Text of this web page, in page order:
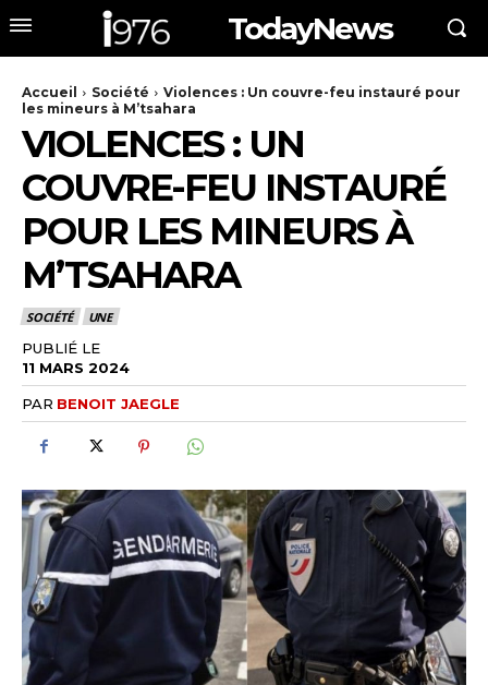
TodayNews
Accueil Société
Violences : Un couvre-feu instauré pour
les mineurs à M’tsahara
VIOLENCES : UN
COUVRE-FEU INSTAURÉ
POUR LES MINEURS À
M’TSAHARA
SOCIÉTÉ UNE
PUBLIÉ LE
11 MARS 2024
PAR BENOIT JAEGLE